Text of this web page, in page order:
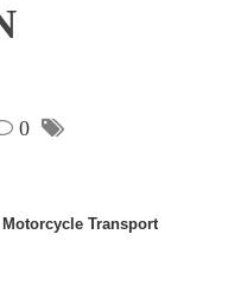
0
Transport